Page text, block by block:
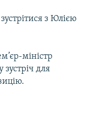
з Юлією
міністр
для